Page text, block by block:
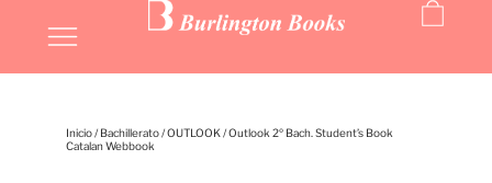
Inicio/ Bachillerato/OUTLOOK / Outlook 2º Bach. Student’s Book
Catalan Webbook